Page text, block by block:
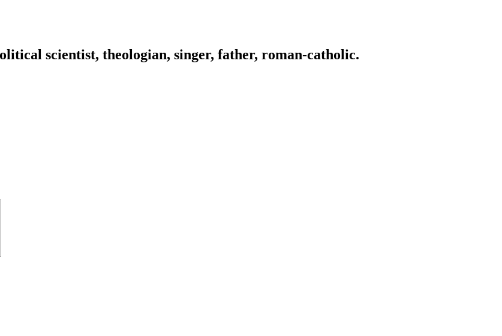
scientist, theologian, singer, father, roman-catholic.